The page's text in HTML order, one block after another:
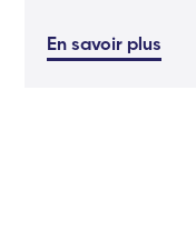
En savoir plus